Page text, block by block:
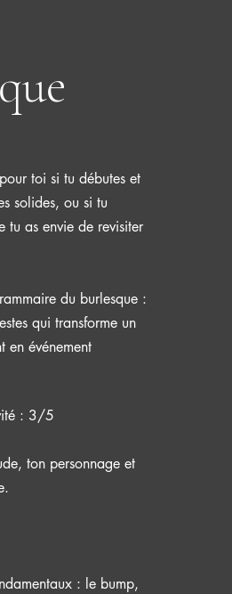
toi si tu débutes et
solides, ou si tu
tu as envie de revisiter
du burlesque :
qui transforme un
en événement
: 3/5
ton personnage et
: le bump,